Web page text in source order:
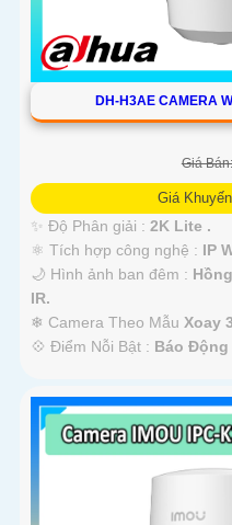
DH-H3AE CAMERA
Giá
Giá
✨ Độ Phân giải : 2K Lite .
⚛️ Tích hợp công nghệ : IP
🌙 Hình ảnh ban đêm :
IR.
❄ Camera Theo Mẫu Xoay
️💠 Điểm Nỗi Bật : Báo